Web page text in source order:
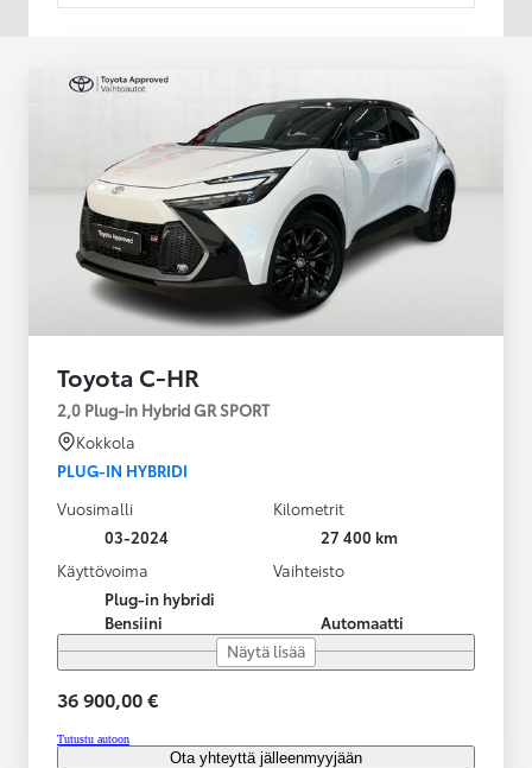
Toyota C-HR
2,0 Plug-in Hybrid GR SPORT
Kokkola
PLUG-IN HYBRIDI
Vuosimalli
03-2024
Kilometrit
27 400 km
Käyttövoima
Plug-in hybridi
Bensiini
Vaihteisto
Automaatti
Näytä lisää
36 900,00 €
Tutustu autoon
Ota yhteyttä jälleenmyyjään